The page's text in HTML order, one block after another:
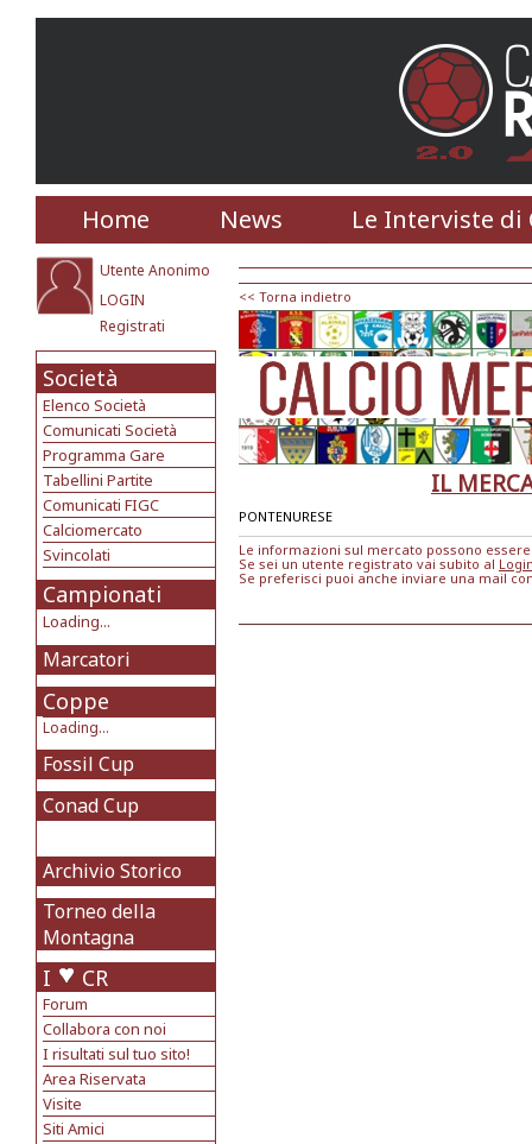
Home News Le Interviste di
Utente Anonimo
LOGIN
Registrati
Società
Elenco Società
Comunicati Società
Programma Gare
Tabellini Partite
Comunicati FIGC
Calciomercato
Svincolati
Campionati
Loading...
Marcatori
Coppe
Loading...
Fossil Cup
Conad Cup
Archivio Storico
Torneo della
Montagna
I CR
Forum
Collabora con noi
I risultati sul tuo sito!
Area Riservata
Visite
Siti Amici
<< Torna indietro
IL
PONTENURESE
Le informazioni sul mercato possono
Se sei un utente registrato vai subito al
Se preferisci puoi anche inviare una mail